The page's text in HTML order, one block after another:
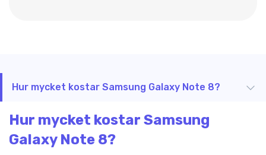
Hur mycket kostar Samsung Galaxy Note 8?
Hur mycket kostar Samsung
Galaxy Note 8?